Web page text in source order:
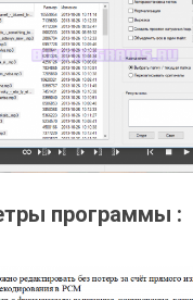
программы :